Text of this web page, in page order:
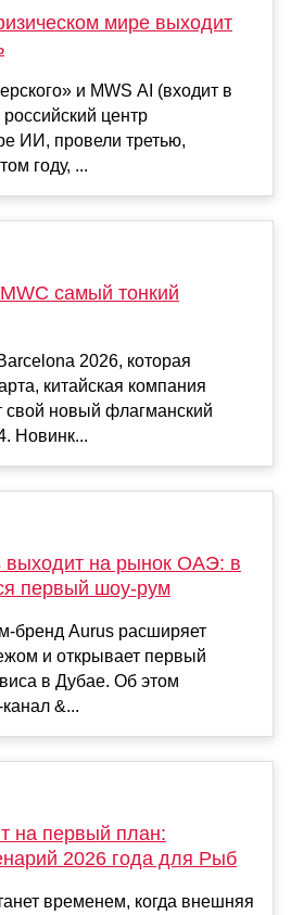
мире выходит
и MWS AI (входит в
центр
ИИ, провели третью,
году, ...
самый тонкий
2026, которая
китайская компания
свой новый флагманский
Новинк...
выходит на рынок ОАЭ: в
первый шоу-рум
бренд Aurus расширяет
и открывает первый
в Дубае. Об этом
&...
на первый план:
2026 года для Рыб
временем, когда внешняя